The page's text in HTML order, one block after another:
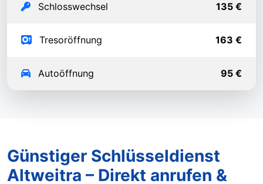
Schlosswechsel 135 €
Tresoröffnung 163 €
Autoöffnung 95 €
Günstiger Schlüsseldienst
Altweitra – Direkt anrufen &